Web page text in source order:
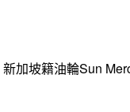
加坡籍油輪Sun